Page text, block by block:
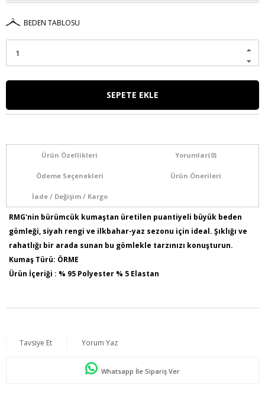
BEDEN TABLOSU
Ürün Özellikleri Yorumlar(0)
Ödeme Seçenekleri Ürün Önerileri
İade / Değişim / Kargo
RMG'nin bürümcük kumaştan üretilen puantiyeli büyük beden
gömleği, siyah rengi ve ilkbahar-yaz sezonu için ideal. Şıklığı ve
rahatlığı bir arada sunan bu gömlekle tarzınızı konuşturun.
Kumaş Türü: ÖRME
Ürün İçeriği : % 95 Polyester % 5 Elastan
Tavsiye Et Yorum Yaz
Whatsapp İle Sipariş Ver